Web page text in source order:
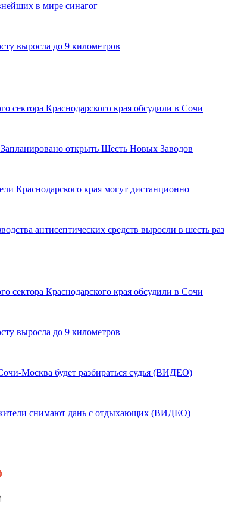
в мире синагог
выросла до 9 километров
сектора Краснодарского края обсудили в Сочи
открыть Шесть Новых Заводов
Краснодарского края могут дистанционно
антисептических средств выросли в шесть раз
сектора Краснодарского края обсудили в Сочи
выросла до 9 километров
Москва будет разбираться судья (ВИДЕО)
снимают дань с отдыхающих (ВИДЕО)